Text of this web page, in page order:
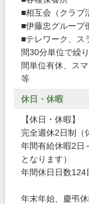
■相互会（クラブ
■伊藤忠グルー
■テレワーク、ス
間30分単位で繰
間単位有休、ス
等
休日・休暇
【休日・休暇】
完全週休2日制（
年間有給休暇2日
となります）
年間休日日数124
年末年始、慶弔